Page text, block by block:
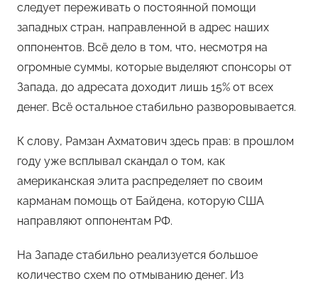
следует переживать о постоянной помощи
западных стран, направленной в адрес наших
оппонентов. Всё дело в том, что, несмотря на
огромные суммы, которые выделяют спонсоры от
Запада, до адресата доходит лишь 15% от всех
денег. Всё остальное стабильно разворовывается.
К слову, Рамзан Ахматович здесь прав: в прошлом
году уже всплывал скандал о том, как
американская элита распределяет по своим
карманам помощь от Байдена, которую США
направляют оппонентам РФ.
На Западе стабильно реализуется большое
количество схем по отмыванию денег. Из